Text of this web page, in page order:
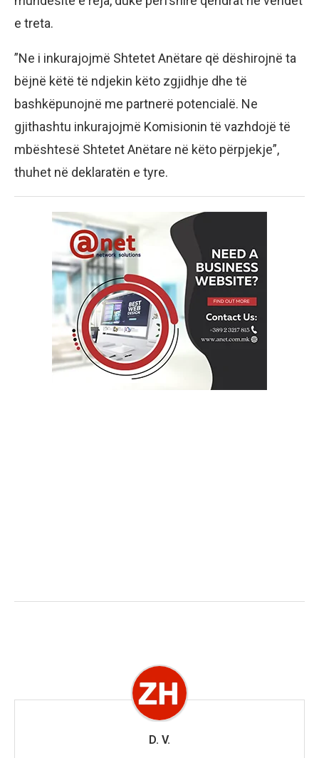
e treta.
”Ne i inkurajojmë Shtetet Anëtare që dëshirojnë ta
bëjnë këtë të ndjekin këto zgjidhje dhe të
bashkëpunojnë me partnerë potencialë. Ne
gjithashtu inkurajojmë Komisionin të vazhdojë të
mbështesë Shtetet Anëtare në këto përpjekje”,
thuhet në deklaratën e tyre.
D. V.